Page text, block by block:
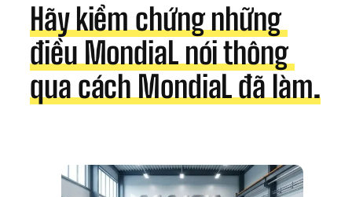
Hãy kiểm chứng những
điều MondiaL nói thông
qua cách MondiaL đã làm.